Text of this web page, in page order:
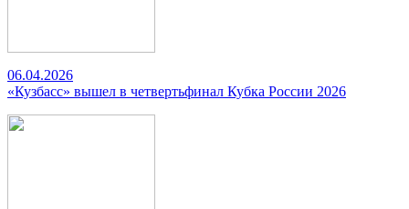
06.04.2026
«Кузбасс» вышел в четвертьфинал Кубка России 2026